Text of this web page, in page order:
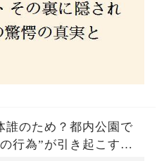
誰のため？都内公園で
行為”が引き起こす論